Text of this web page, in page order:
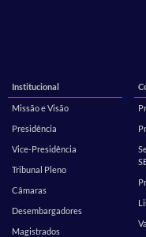
Institucional
Missão e Visão
Presidência
Vice-Presidência
Tribunal Pleno
Câmaras
Desembargadores
Magistrados